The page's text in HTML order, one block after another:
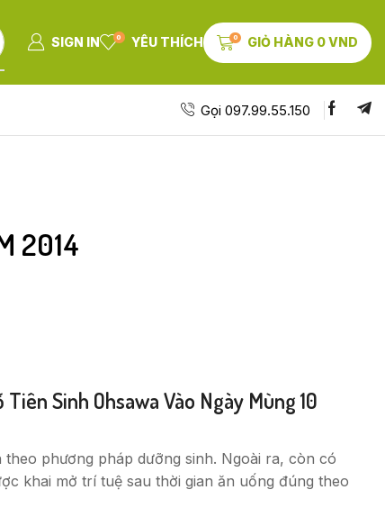
SIGN IN 0 YÊU THÍCH 0 GIỎ HÀNG 0VND
Gọi 097.99.55.150
2014
Sinh Ohsawa Vào Ngày Mùng 10
phương pháp dưỡng sinh. Ngoài ra, còn có
khai mở trí tuệ sau thời gian ăn uống đúng theo